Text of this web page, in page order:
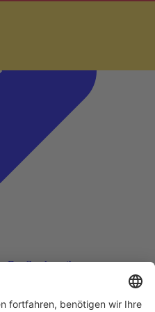
Feedback zu ihrer